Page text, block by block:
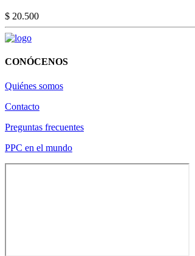
$ 20.500
CONÓCENOS
Quiénes somos
Contacto
Preguntas frecuentes
PPC en el mundo